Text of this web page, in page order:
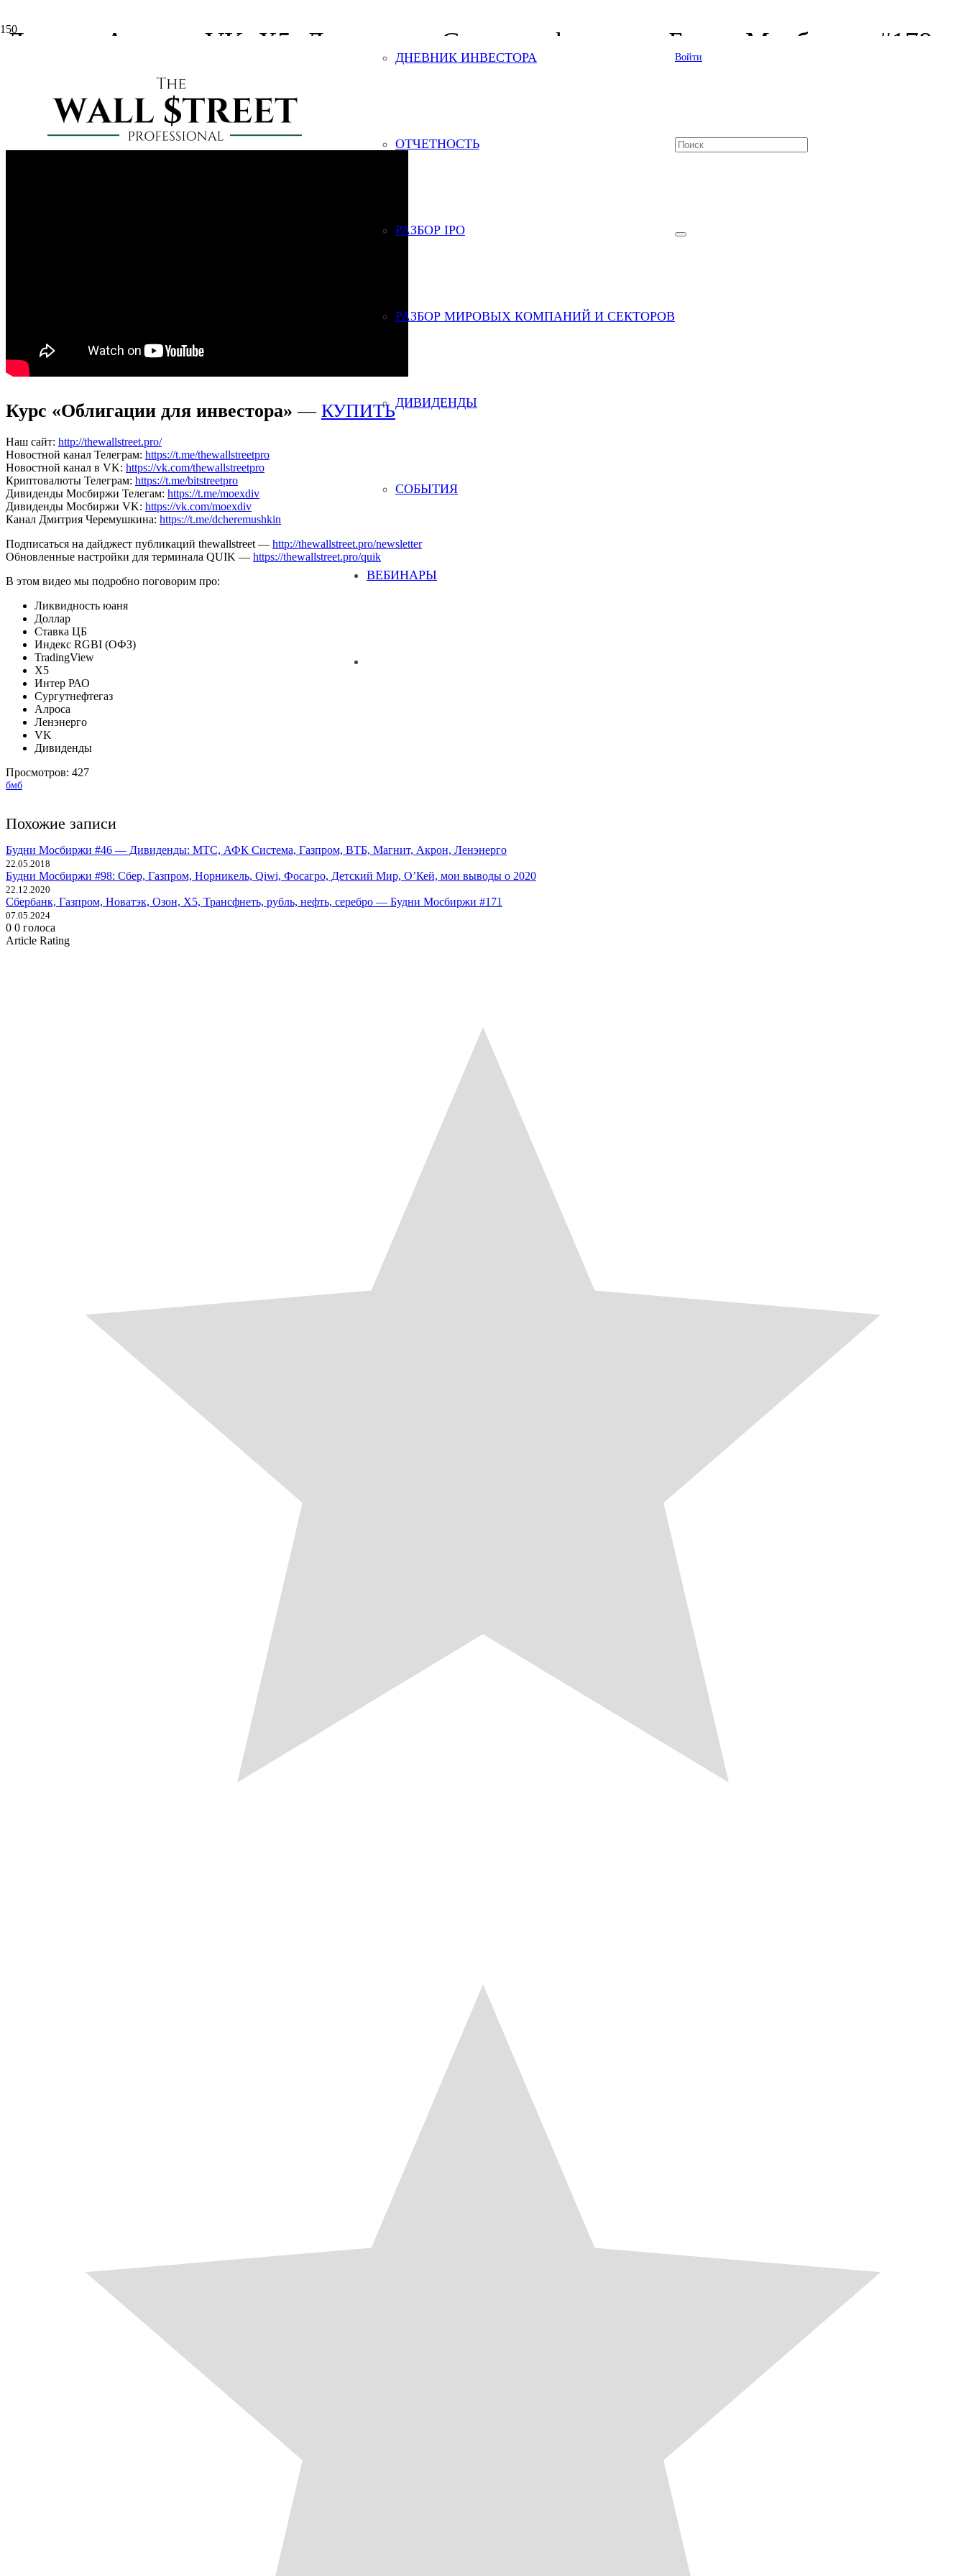
ДНЕВНИК ИНВЕСТОРА
ОТЧЕТНОСТЬ
РАЗБОР IPO
РАЗБОР МИРОВЫХ КОМПАНИЙ И СЕКТОРОВ
ДИВИДЕНДЫ
СОБЫТИЯ
ВЕБИНАРЫ
Войти
Доллар, Алроса, VK, X5, Ленэнерго, Сургутнефтегаз — Будни Мосбиржи #178
Михаил Михайлов
Без рубрики,БМБ
Продолжаем наблюдать за ключевыми событиями на российском рынке, а также обсуждать потенциальные инвест идеи
Курс «Облигации для инвестора» — КУПИТЬ
Наш сайт: http://thewallstreet.pro/
Новостной канал Телеграм: https://t.me/thewallstreetpro
Новостной канал в VK: https://vk.com/thewallstreetpro
Криптовалюты Телеграм: https://t.me/bitstreetpro
Дивиденды Мосбиржи Телегам: https://t.me/moexdiv
Дивиденды Мосбиржи VK: https://vk.com/moexdiv
Канал Дмитрия Черемушкина: https://t.me/dcheremushkin
Подписаться на дайджест публикаций thewallstreet — http://thewallstreet.pro/newsletter
Обновленные настройки для терминала QUIK — https://thewallstreet.pro/quik
В этом видео мы подробно поговорим про:
Ликвидность юаня
Доллар
Ставка ЦБ
Индекс RGBI (ОФЗ)
TradingView
X5
Интер РАО
Сургутнефтегаз
Алроса
Ленэнерго
VK
Дивиденды
Просмотров: 427
бмб
Похожие записи
Будни Мосбиржи #46 — Дивиденды: МТС, АФК Система, Газпром, ВТБ, Магнит, Акрон, Ленэнерго
22.05.2018
Будни Мосбиржи #98: Сбер, Газпром, Норникель, Qiwi, Фосагро, Детский Мир, O’Кей, мои выводы о 2020
22.12.2020
Сбербанк, Газпром, Новатэк, Озон, X5, Трансфнеть, рубль, нефть, серебро — Будни Мосбиржи #171
07.05.2024
0 0 голоса
Article Rating